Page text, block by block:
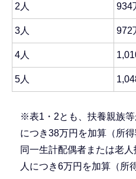
2人 934
3人 972
4人
5人
※表1・2とも、扶養親族
につき38万円を加算（所
同一生計配偶者または老
人につき6万円を加算（所